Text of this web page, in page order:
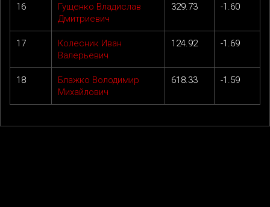
16
Гущенко Владислав
Дмитриевич
329.73 -1.60
17
Колесник Иван
Валерьевич
124.92 -1.69
18
Блажко Володимир
Михайлович
618.33 -1.59